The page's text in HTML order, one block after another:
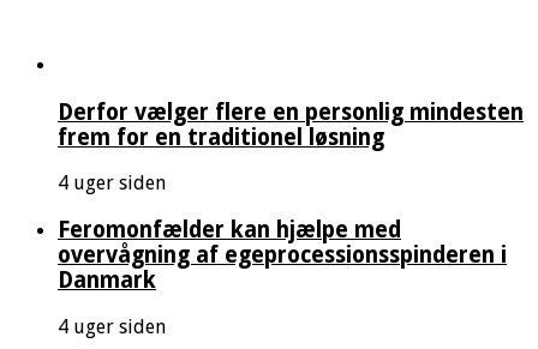
Derfor vælger flere en personlig mindesten
frem for en traditionel løsning
4 uger siden
Feromonfælder kan hjælpe med
overvågning af egeprocessionsspinderen i
Danmark
4 uger siden